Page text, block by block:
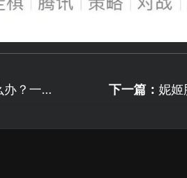
办？一
下一篇： 妮姬